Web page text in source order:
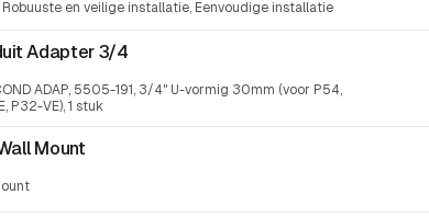
Robuuste en veilige installatie Eenvoudige installatie
Adapter 3/4
ADAP, 5505-191, 3/4" U-vormig 30mm (voor P54,
P32-VE), 1 stuk
Mount